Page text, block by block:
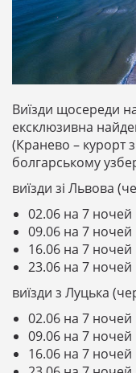
Виїзди щосереди
ексклюзивна
(Кранево – курорт
болгарському
виїзди зі Львова
02.06 на 7 ночей
09.06 на 7 ночей
16.06 на 7 ночей
23.06 на 7 ночей
виїзди з Луцька
02.06 на 7 ночей
09.06 на 7 ночей
16.06 на 7 ночей